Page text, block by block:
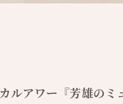
ルアワー『芳雄のミ